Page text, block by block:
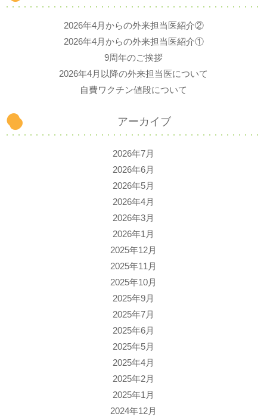
2026年4月からの外来担当医紹介②
2026年4月からの外来担当医紹介①
9周年のご挨拶
2026年4月以降の外来担当医について
自費ワクチン値段について
アーカイブ
2026年7月
2026年6月
2026年5月
2026年4月
2026年3月
2026年1月
2025年12月
2025年11月
2025年10月
2025年9月
2025年7月
2025年6月
2025年5月
2025年4月
2025年2月
2025年1月
2024年12月